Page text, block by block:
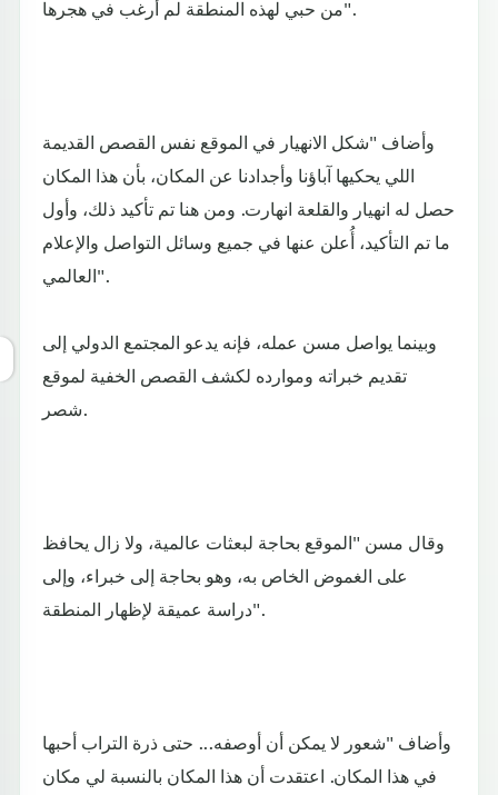
من حبي لهذه المنطقة لم أرغب في هجرها".
وأضاف "شكل الانهيار في الموقع نفس القصص القديمة
اللي يحكيها آباؤنا وأجدادنا عن المكان، بأن هذا المكان
حصل له انهيار والقلعة انهارت. ومن هنا تم تأكيد ذلك، وأول
ما تم التأكيد، أُعلن عنها في جميع وسائل التواصل والإعلام
العالمي".
وبينما يواصل مسن عمله، فإنه يدعو المجتمع الدولي إلى
تقديم خبراته وموارده لكشف القصص الخفية لموقع
شصر.
وقال مسن "الموقع بحاجة لبعثات عالمية، ولا زال يحافظ
على الغموض الخاص به، وهو بحاجة إلى خبراء، وإلى
دراسة عميقة لإظهار المنطقة".
وأضاف "شعور لا يمكن أن أوصفه... حتى ذرة التراب أحبها
في هذا المكان. اعتقدت أن هذا المكان بالنسبة لي مكان